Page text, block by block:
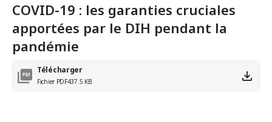
COVID-19 : les garanties cruciales
apportées par le DIH pendant la
pandémie
Télécharger
Fichier PDF437.5 KB